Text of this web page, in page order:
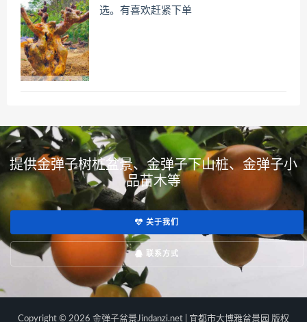
选。有喜欢赶紧下单
提供金弹子树桩盆景、金弹子下山桩、金弹子小
品苗木等
关于我们
联系方式
Copyright © 2026 金弹子盆景Jindanzi.net | 宜都市大博雅盆景园 版权